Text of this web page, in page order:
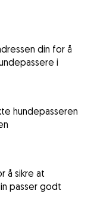
din for å
i
hundepasseren
å sikre at
passer godt